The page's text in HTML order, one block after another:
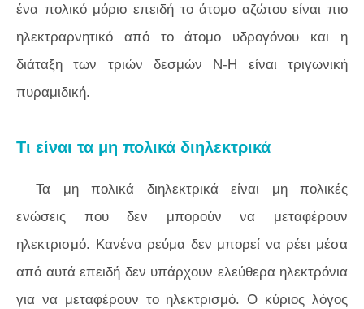
ένα πολικό μόριο επειδή το άτομο αζώτου είναι πιο
ηλεκτραρνητικό από το άτομο υδρογόνου και η
διάταξη των τριών δεσμών Ν-Η είναι τριγωνική
πυραμιδική.
Τι είναι τα μη πολικά διηλεκτρικά
Τα μη πολικά διηλεκτρικά είναι μη πολικές
ενώσεις που δεν μπορούν να μεταφέρουν
ηλεκτρισμό. Κανένα ρεύμα δεν μπορεί να ρέει μέσα
από αυτά επειδή δεν υπάρχουν ελεύθερα ηλεκτρόνια
για να μεταφέρουν το ηλεκτρισμό. Ο κύριος λόγος